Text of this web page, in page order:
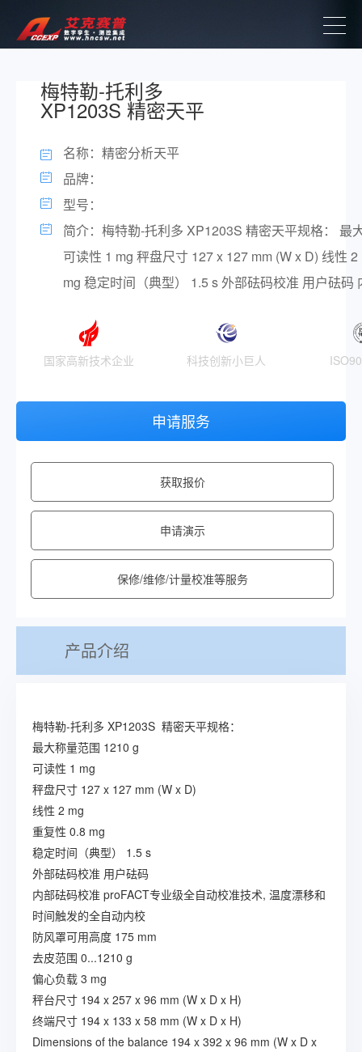
梅特勒-托利多
XP1203S 精密天平
名称：精密分析天平
品牌：
型号：
简介：梅特勒-托利多 XP1203S 精密天平规格： 最
可读性 1 mg 秤盘尺寸 127 x 127 mm (W x D) 线性
mg 稳定时间（典型） 1.5 s 外部砝码校准 用户砝码
国家高新技术企业 科技创新小巨人
申请服务
获取报价
申请演示
保修/维修/计量校准等服务
产品介绍
梅特勒-托利多 XP1203S 精密天平规格：
最大称量范围 1210 g
可读性 1 mg
秤盘尺寸 127 x 127 mm (W x D)
线性 2 mg
重复性 0.8 mg
稳定时间（典型） 1.5 s
外部砝码校准 用户砝码
内部砝码校准 proFACT专业级全自动校准技术, 温度漂移和
时间触发的全自动内校
防风罩可用高度 175 mm
去皮范围 0...1210 g
偏心负载 3 mg
秤台尺寸 194 x 257 x 96 mm (W x D x H)
终端尺寸 194 x 133 x 58 mm (W x D x H)
Dimensions of the balance 194 x 392 x 96 mm (W x D x